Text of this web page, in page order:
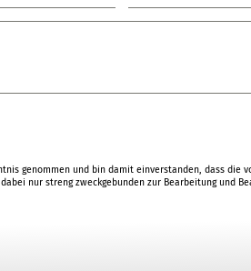
genommen und bin damit einverstanden, dass die
nur streng zweckgebunden zur Bearbeitung und